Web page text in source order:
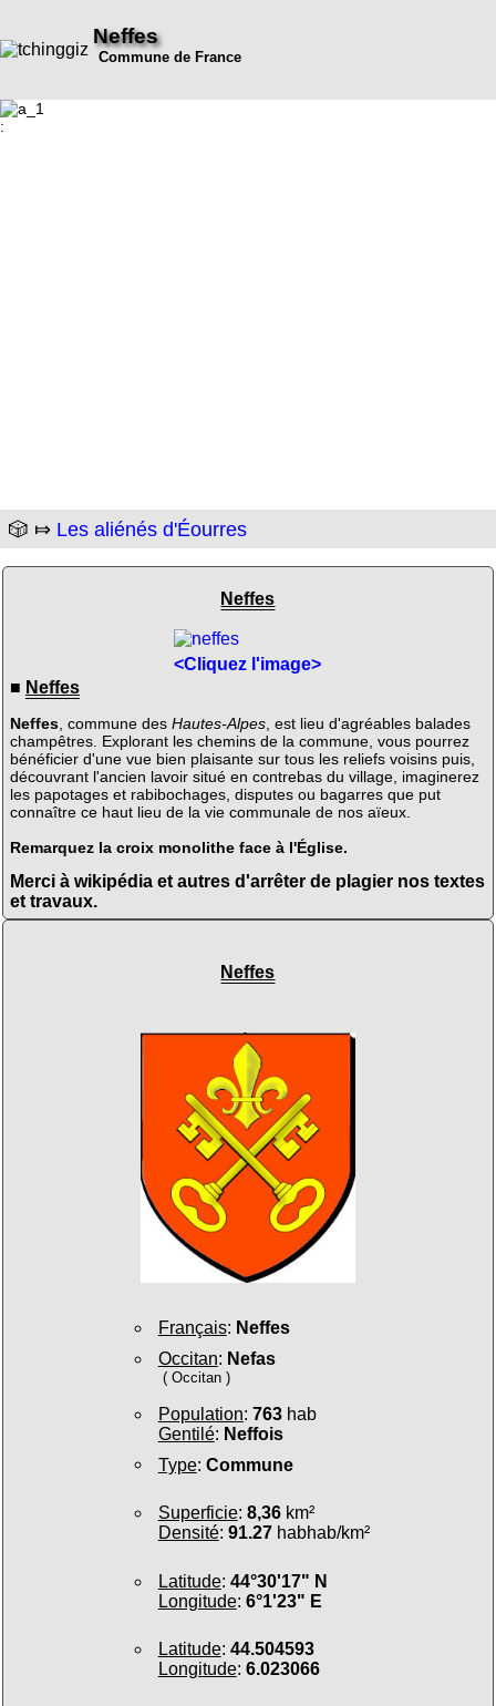
Neffes
Commune de France
:
🎲 ⤇ Les aliénés d'Éourres
Neffes
<Cliquez l'image>
■ Neffes
Neffes, commune des Hautes-Alpes, est lieu d'agréables balades
champêtres. Explorant les chemins de la commune, vous pourrez
bénéficier d'une vue bien plaisante sur tous les reliefs voisins puis,
découvrant l'ancien lavoir situé en contrebas du village, imaginerez
les papotages et rabibochages, disputes ou bagarres que put
connaître ce haut lieu de la vie communale de nos aïeux.
Remarquez la croix monolithe face à l'Église.
Merci à wikipédia et autres d'arrêter de plagier nos textes
et travaux.
Neffes
Français: Neffes
Occitan: Nefas
( Occitan )
Population: 763hab
Gentilé: Neffois
Type: Commune
Superficie: 8,36km²
Densité: 91.27habhab/km²
Latitude: 44°30'17" N
Longitude: 6°1'23" E
Latitude: 44.504593
Longitude: 6.023066